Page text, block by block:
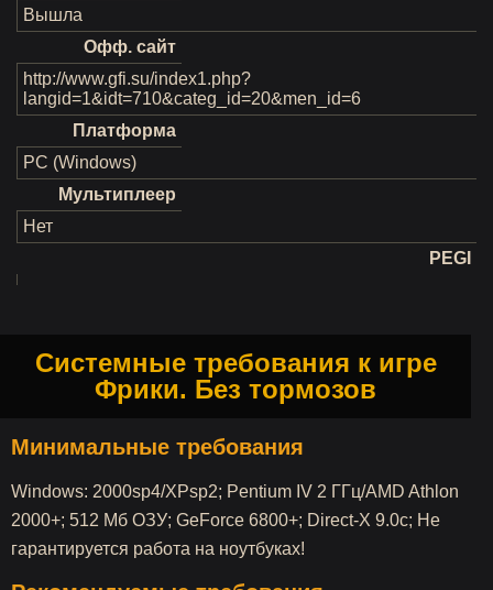
Вышла
Офф. сайт
http://www.gfi.su/index1.php?
langid=1&idt=710&categ_id=20&men_id=6
Платформа
PC (Windows)
Мультиплеер
Нет
PEGI
Системные требования к игре
Фрики. Без тормозов
Минимальные требования
Windows: 2000sp4/XPsp2; Pentium IV 2 ГГц/AMD Athlon
2000+; 512 Мб ОЗУ; GeForce 6800+; Direct-X 9.0c; Не
гарантируется работа на ноутбуках!